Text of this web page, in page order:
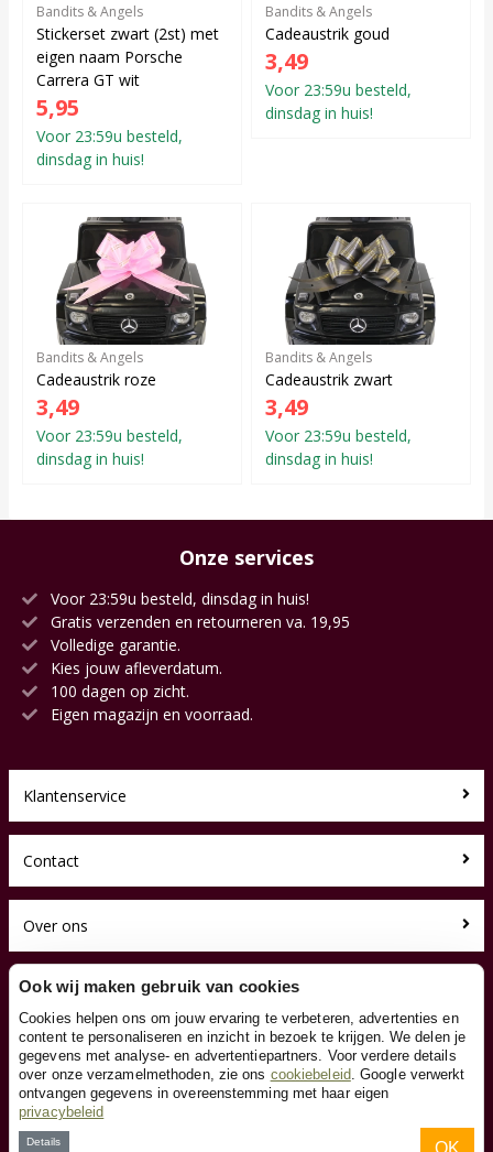
Bandits & Angels
Stickerset zwart (2st) met
eigen naam Porsche
Carrera GT wit
5,95
Voor 23:59u besteld,
dinsdag in huis!
Bandits & Angels
Cadeaustrik goud
3,49
Voor 23:59u besteld,
dinsdag in huis!
Bandits & Angels
Cadeaustrik roze
3,49
Voor 23:59u besteld,
dinsdag in huis!
Bandits & Angels
Cadeaustrik zwart
3,49
Voor 23:59u besteld,
dinsdag in huis!
Onze services
Voor 23:59u besteld, dinsdag in huis!
Gratis verzenden en retourneren va. 19,95
Volledige garantie.
Kies jouw afleverdatum.
100 dagen op zicht.
Eigen magazijn en voorraad.
Klantenservice
Contact
Over ons
Toyfan BV
Loopauto.nl
Waterwinweg 9
7572 PD Oldenzaal
Tel. 0541-228000
Facebook
Instagram
Ook wij maken gebruik van cookies
Cookies helpen ons om jouw ervaring te verbeteren, advertenties en
content te personaliseren en inzicht in bezoek te krijgen. We delen je
gegevens met analyse- en advertentiepartners. Voor verdere details
over onze verzamelmethoden, zie ons cookiebeleid. Google verwerkt
ontvangen gegevens in overeenstemming met haar eigen
privacybeleid
Details OK